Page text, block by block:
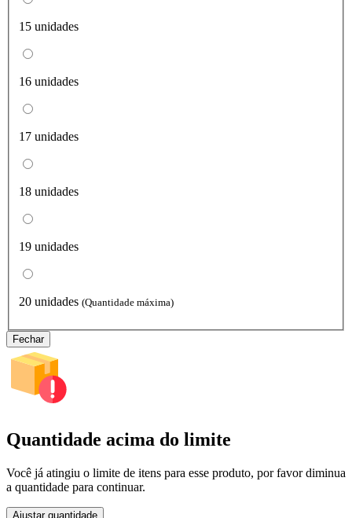
15 unidades
16 unidades
17 unidades
18 unidades
19 unidades
20 unidades (Quantidade máxima)
Fechar
Quantidade acima do limite
Você já atingiu o limite de itens para esse produto, por favor diminua
a quantidade para continuar.
Ajustar quantidade